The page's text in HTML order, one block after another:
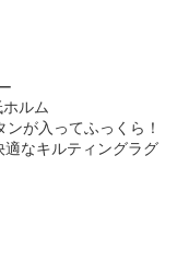
ルム
が入ってふっくら！
なキルティングラグ